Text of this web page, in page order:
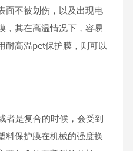
面不被划伤，以及出现电
，其在高温情况下，容易
耐高温pet保护膜，则可以
者是复合的时候，会受到
料保护膜在机械的强度换